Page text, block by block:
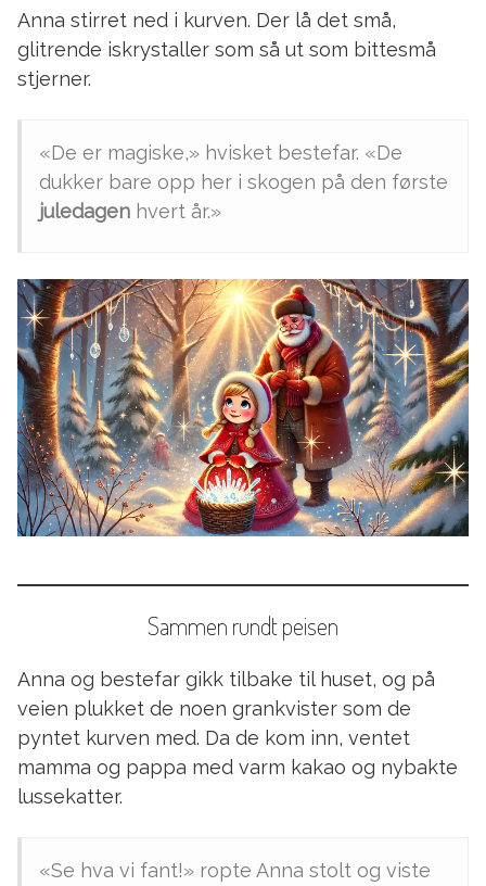
Anna stirret ned i kurven. Der lå det små,
glitrende iskrystaller som så ut som bittesmå
stjerner.
«De er magiske,» hvisket bestefar. «De
dukker bare opp her i skogen på den første
juledagen hvert år.»
Sammen rundt peisen
Anna og bestefar gikk tilbake til huset, og på
veien plukket de noen grankvister som de
pyntet kurven med. Da de kom inn, ventet
mamma og pappa med varm kakao og nybakte
lussekatter.
«Se hva vi fant!» ropte Anna stolt og viste